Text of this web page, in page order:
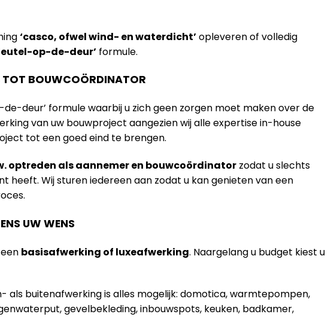
‘casco, ofwel wind- en waterdicht’opleveren of volledig
op-de-deur’ formule.
TOT BOUWCOÖRDINATOR
de-deur’ formule waarbij u zich geen zorgen moet maken over de
van uw bouwproject aangezien wij alle expertise in-house
tot een goed eind te brengen.
optreden als aannemer en bouwcoördinator zodat u slechts
heeft. Wij sturen iedereen aan zodat u kan genieten van een
UW WENS
basisafwerking of luxeafwerking. Naargelang u budget kiest u
als buitenafwerking is alles mogelijk: domotica, warmtepompen,
gevelbekleding, inbouwspots, keuken, badkamer,